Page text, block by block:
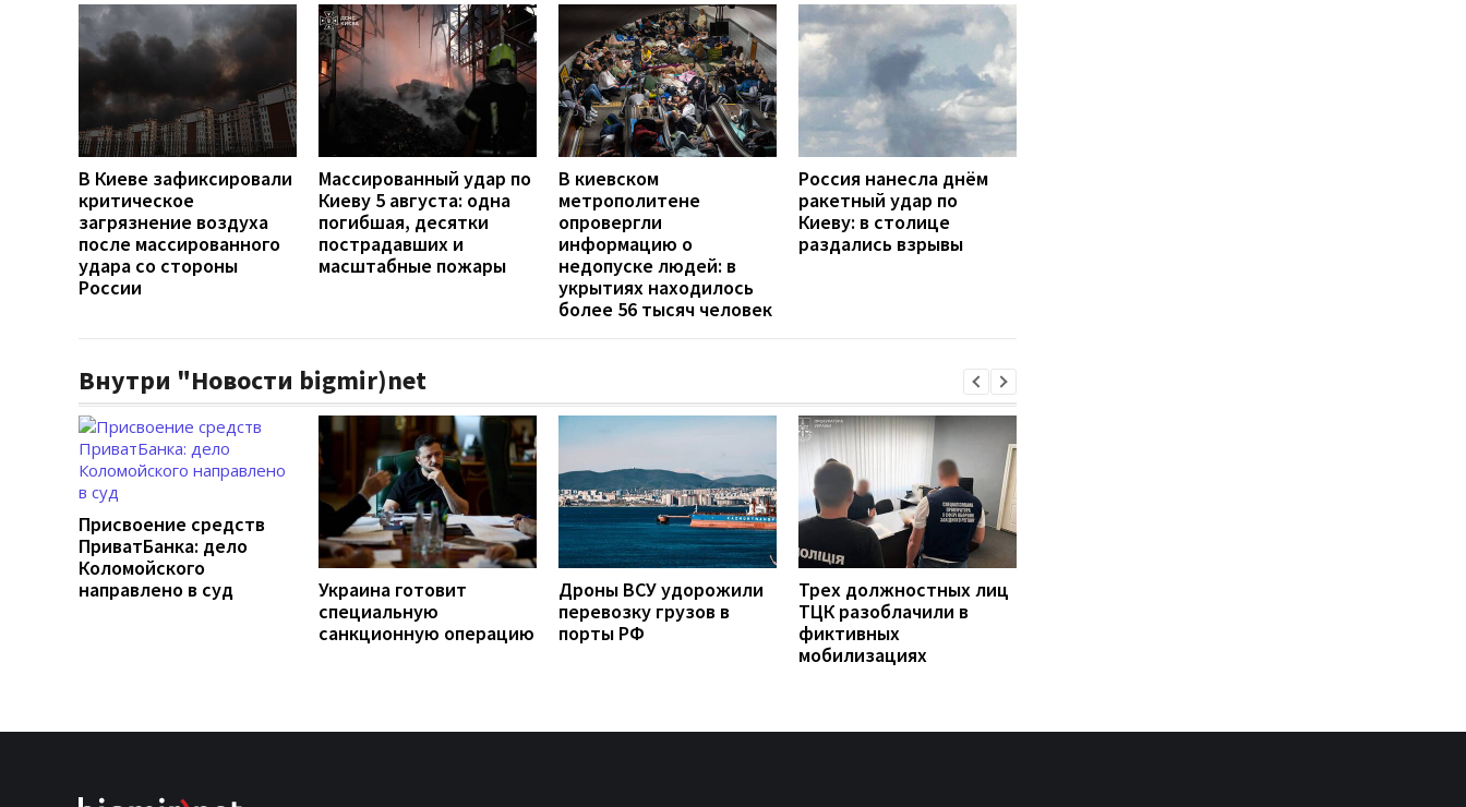
В Киеве зафиксировали
критическое
загрязнение воздуха
после массированного
удара со стороны
России
Массированный удар по
Киеву 5 августа: одна
погибшая, десятки
пострадавших и
масштабные пожары
В киевском
метрополитене
опровергли
информацию о
недопуске людей: в
укрытиях находилось
более 56 тысяч человек
Россия нанесла днём
ракетный удар по
Киеву: в столице
раздались взрывы
Внутри "Новости bigmir)net
Присвоение средств
ПриватБанка: дело
Коломойского
направлено в суд
Украина готовит
специальную
санкционную операцию
Дроны ВСУ удорожили
перевозку грузов в
порты РФ
Трех должностных лиц
ТЦК разоблачили в
фиктивных
мобилизациях